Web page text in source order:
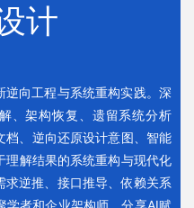
计
逆向工程与系统重构实践。深
、架构恢复、遗留系统分析
、逆向还原设计意图、智能
理解结果的系统重构与现代化
求逆推、接口推导、依赖关系
学者和企业架构师，分享AI赋